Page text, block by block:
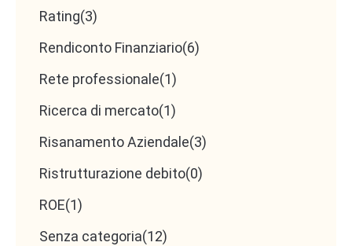
Rating(3)
Rendiconto Finanziario(6)
Rete professionale(1)
Ricerca di mercato(1)
Risanamento Aziendale(3)
Ristrutturazione debito(0)
ROE(1)
Senza categoria(12)